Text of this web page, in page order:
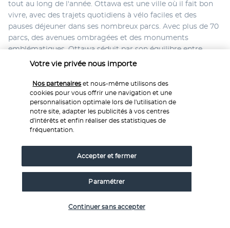
tout au long de l'année. Ottawa est une ville où il fait bon
vivre, avec des trajets quotidiens à vélo faciles et des
pauses déjeuner dans ses nombreux parcs. Avec plus de 70
parcs, des avenues ombragées et des monuments
emblématiques, Ottawa séduit par son équilibre entre
nature et culture.
JOUR 10 : OTTAWA - DEPART DE TORONTO
(450KM)
touche à sa fin. Restitution de votre véhicule à l'aéroport
Votre vie privée nous importe
Nos partenaires et nous-même utilisons des
cookies pour vous offrir une navigation et une
personnalisation optimale lors de l'utilisation de
notre site, adapter les publicités à vos centres
d'intérêts et enfin réaliser des statistiques de
fréquentation.
Paramétrer
Continuer sans accepter
Accepter et fermer